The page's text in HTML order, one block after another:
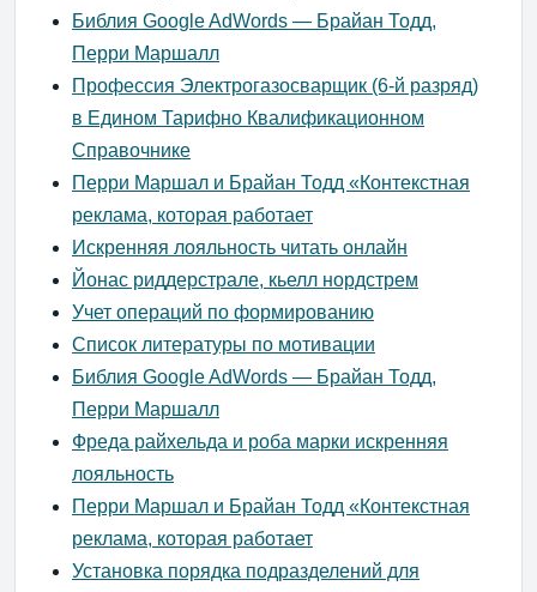
Библия Google AdWords — Брайан Тодд,
Перри Маршалл
Профессия Электрогазосварщик (6-й разряд)
в Едином Тарифно Квалификационном
Справочнике
Перри Маршал и Брайан Тодд «Контекстная
реклама, которая работает
Искренняя лояльность читать онлайн
Йонас риддерстрале, кьелл нордстрем
Учет операций по формированию
Список литературы по мотивации
Библия Google AdWords — Брайан Тодд,
Перри Маршалл
Фреда райхельда и роба марки искренняя
лояльность
Перри Маршал и Брайан Тодд «Контекстная
реклама, которая работает
Установка порядка подразделений для